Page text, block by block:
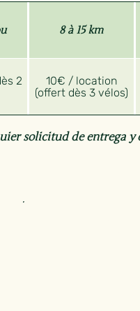
8 à 15 km
2
10€ / location
(offert dès 3 vélos)
solicitud de entrega y